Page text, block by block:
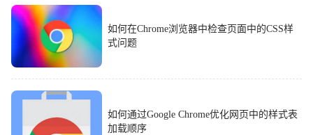
如何在Chrome浏览器中检查页面中的CSS样
式问题
如何通过Google Chrome优化网页中的样式表
加载顺序